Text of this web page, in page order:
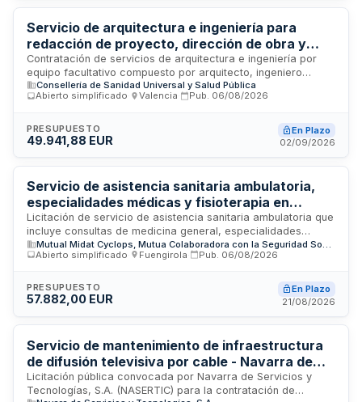
con presupuesto base de licitación y valor estimado
indicados en Anexo I.
Servicio de arquitectura e ingeniería para
redacción de proyecto, dirección de obra y
coordinación de seguridad del Centro de
Atención Urgente del Centro de Salud el Clot de
Paterna
Contratación de servicios de arquitectura e ingeniería por
equipo facultativo compuesto por arquitecto, ingeniero
industrial o técnico industrial, y arquitecto técnico para la
redacción del proyecto, dirección de obra y coordinación de
de Paterna destinada a la implantación de un Centro de
Atención Urgente de funcionamiento veinticuatro horas,
de Vilanova-Llíria.
Consellería de Sanidad Universal y Salud Pública
Abierto simplificado
Valencia Pub. 06/08/2026
PRESUPUESTO
49.941,88 EUR
En Plazo
02/09/2026
Servicio de asistencia sanitaria ambulatoria,
especialidades médicas y fisioterapia en
Fuengirola
Licitación de servicio de asistencia sanitaria ambulatoria que
incluye consultas de medicina general, especialidades
médicas y fisioterapia. El servicio se prestará en el ámbito
territorial de Fuengirola, en la provincia de Málaga, y
en cardiología, dermatología, neumología, oftalmología,
otorrinolaringología, cirugía ortopédica y traumatología,
duración inicial de dos años con posibilidad de prórroga.
Abierto simplificado
Fuengirola Pub. 06/08/2026
PRESUPUESTO
57.882,00 EUR
En Plazo
21/08/2026
Servicio de mantenimiento de infraestructura
de difusión televisiva por cable - Navarra de
Servicios y Tecnologías
Licitación pública convocada por Navarra de Servicios y
Tecnologías, S.A. (NASERTIC) para la contratación de